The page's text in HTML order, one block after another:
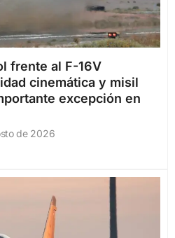
frente al F-16V
cinemática y misil
excepción en
de 2026